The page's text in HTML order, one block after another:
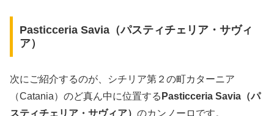
Pasticceria Savia（パスティチェリア・サヴィ
ア）
次にご紹介するのが、シチリア第２の町カターニア
（Catania）のど真ん中に位置する Pasticceria Savia（パ
スティチェリア・サヴィア） のカンノーロです。